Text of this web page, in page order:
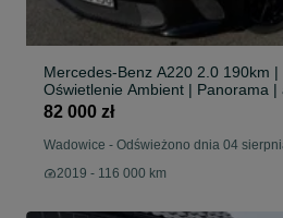
Mercedes-Benz A220 2.0 190km |
Oświetlenie Ambient | Panorama
82 000 zł
Wadowice - Odświeżono dnia 04
2019 - 116 000 km